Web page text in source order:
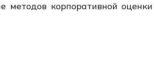
методов корпоративной